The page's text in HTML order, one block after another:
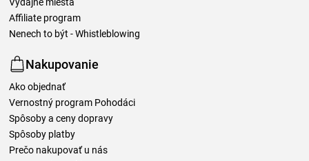
Výdajné miesta
Affiliate program
Nenech to být - Whistleblowing
Nakupovanie
Ako objednať
Vernostný program Pohodáci
Spôsoby a ceny dopravy
Spôsoby platby
Prečo nakupovať u nás